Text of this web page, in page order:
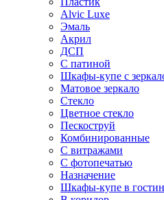
Alvic Luxe
Эмаль
Акрил
ДСП
С патиной
Шкафы-купе с
Матовое зеркало
Стекло
Цветное стекло
Пескоструй
Комбинированные
С витражами
С фотопечатью
Назначение
Шкафы-купе в